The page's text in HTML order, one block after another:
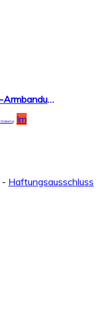
Casio Collection Herren-Armbanduhr AEQ-110W
Details)
Im
- Haftungsausschluss